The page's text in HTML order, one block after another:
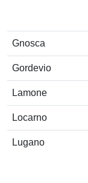
Gnosca
Gordevio
Lamone
Locarno
Lugano